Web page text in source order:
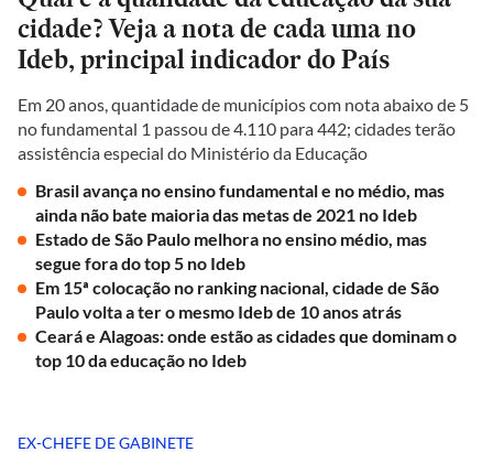
cidade? Veja a nota de cada uma no
Ideb, principal indicador do País
Em 20 anos, quantidade de municípios com nota abaixo de 5
no fundamental 1 passou de 4.110 para 442; cidades terão
assistência especial do Ministério da Educação
Brasil avança no ensino fundamental e no médio, mas
ainda não bate maioria das metas de 2021 no Ideb
Estado de São Paulo melhora no ensino médio, mas
segue fora do top 5 no Ideb
Em 15ª colocação no ranking nacional, cidade de São
Paulo volta a ter o mesmo Ideb de 10 anos atrás
Ceará e Alagoas: onde estão as cidades que dominam o
top 10 da educação no Ideb
EX-CHEFE DE GABINETE